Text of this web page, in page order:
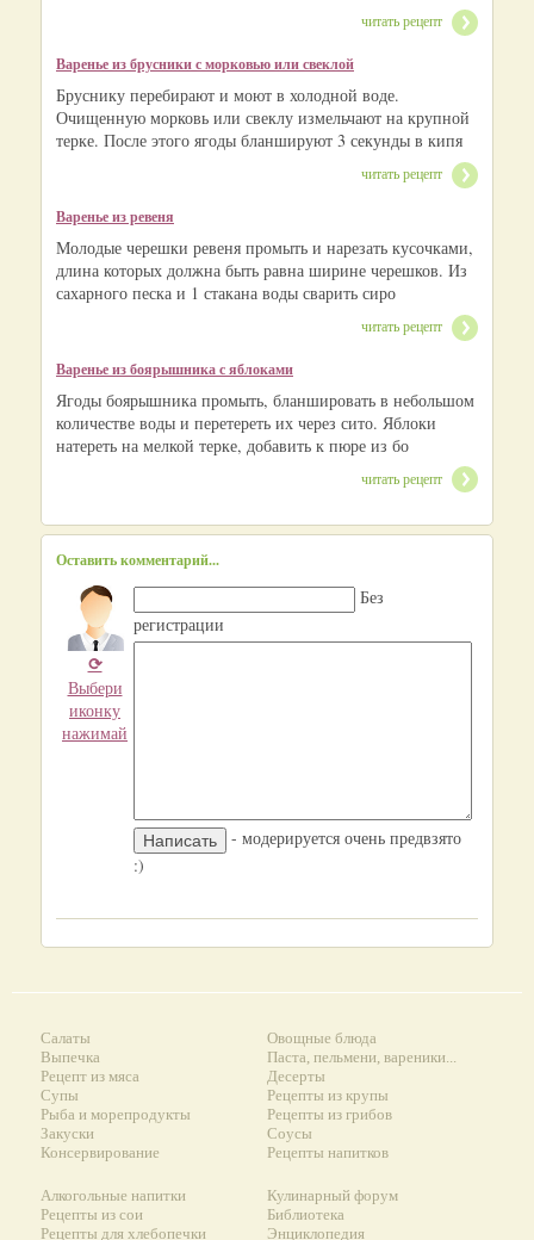
читать рецепт
Варенье из брусники с морковью или свеклой
Бруснику перебирают и моют в холодной воде.
Очищенную морковь или свеклу измельчают на крупной
терке. После этого ягоды бланшируют 3 секунды в кипя
читать рецепт
Варенье из ревеня
Молодые черешки ревеня промыть и нарезать кусочками,
длина которых должна быть равна ширине черешков. Из
сахарного песка и 1 стакана воды сварить сиро
читать рецепт
Варенье из боярышника с яблоками
Ягоды боярышника промыть, бланшировать в небольшом
количестве воды и перетереть их через сито. Яблоки
натереть на мелкой терке, добавить к пюре из бо
читать рецепт
Оставить комментарий...
⟳
Выбери
иконку
нажимай
Без
регистрации
- модерируется очень предвзято
:)
Салаты
Выпечка
Рецепт из мяса
Супы
Рыба и морепродукты
Закуски
Консервирование
Овощные блюда
Паста, пельмени, вареники...
Десерты
Рецепты из крупы
Рецепты из грибов
Соусы
Рецепты напитков
Алкогольные напитки
Рецепты из сои
Рецепты для хлебопечки
Кулинарный форум
Библиотека
Энциклопедия